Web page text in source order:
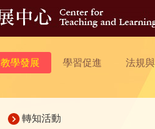
教學發展 學習促進 法規
轉知活動